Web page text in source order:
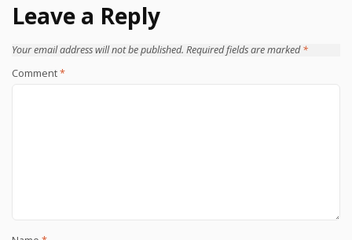
Leave a Reply
Your email address will not be published. Required fields are marked*
Comment*